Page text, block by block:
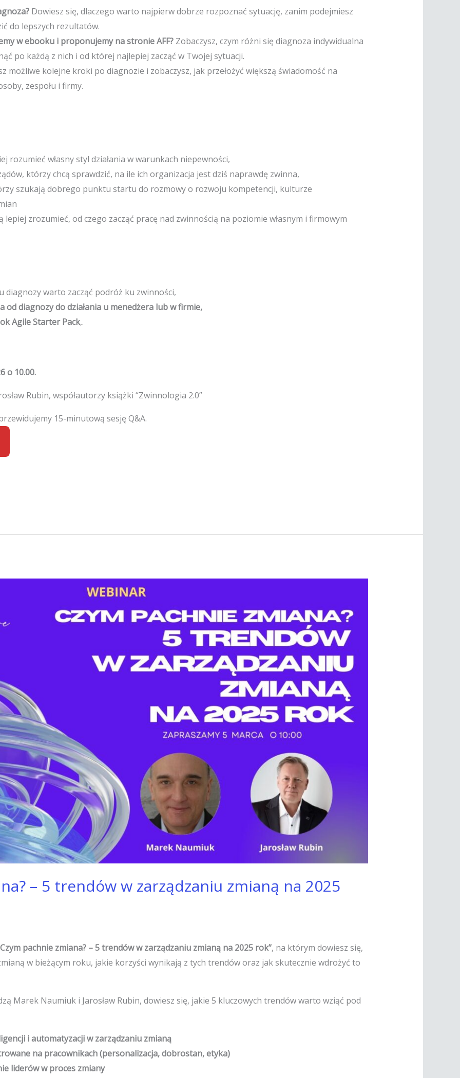
Dowiesz się, dlaczego warto najpierw dobrze rozpoznać sytuację, zanim podejmiesz
do lepszych rezultatów.
w ebooku i proponujemy na stronie AFF? Zobaczysz, czym różni się diagnoza indywidualna
po każdą z nich i od której najlepiej zacząć w Twojej sytuacji.
możliwe kolejne kroki po diagnozie i zobaczysz, jak przełożyć większą świadomość na
zespołu i firmy.
rozumieć własny styl działania w warunkach niepewności,
którzy chcą sprawdzić, na ile ich organizacja jest dziś naprawdę zwinna,
szukają dobrego punktu startu do rozmowy o rozwoju kompetencji, kulturze
lepiej zrozumieć, od czego zacząć pracę nad zwinnością na poziomie własnym i firmowym
diagnozy warto zacząć podróż ku zwinności,
od diagnozy do działania u menedżera lub w firmie,
Agile Starter Pack,.
o 10.00.
Rubin, współautorzy książki “Zwinnologia 2.0”
15-minutową sesję Q&A.
– 5 trendów w zarządzaniu zmianą na 2025
pachnie zmiana? – 5 trendów w zarządzaniu zmianą na 2025 rok”, na którym dowiesz się,
w bieżącym roku, jakie korzyści wynikają z tych trendów oraz jak skutecznie wdrożyć to
Marek Naumiuk i Jarosław Rubin, dowiesz się, jakie 5 kluczowych trendów warto wziąć pod
i automatyzacji w zarządzaniu zmianą
na pracownikach (personalizacja, dobrostan, etyka)
liderów w proces zmiany